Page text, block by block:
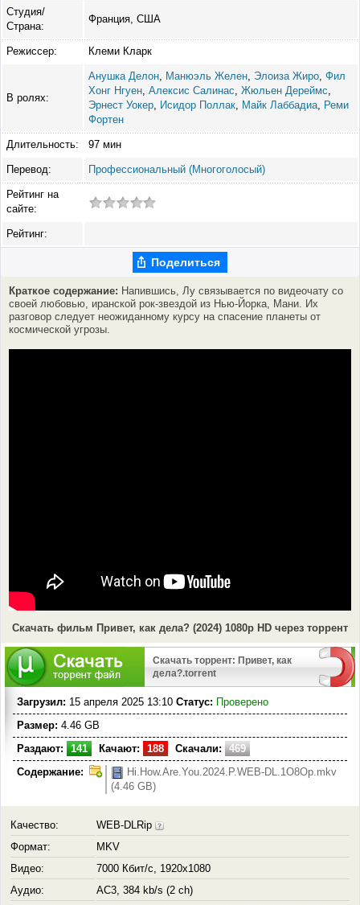
Студия/
Страна:
Франция, США
Режиссер: Клеми Кларк
В ролях:
Анушка Делон Манюэль Желен Элоиза Жиро Фил
Хонг Нгуен Алексис Салинас Жюльен Дереймс
Эрнест Уокер
Исидор Поллак Майк Лаббадиа
Реми
Фортен
Длительность: 97 мин
Перевод: Профессиональный (Многоголосый)
Рейтинг на
сайте:
Рейтинг:
Поделиться
Краткое содержание: Напившись, Лу связывается по видеочату со
своей любовью, иранской рок-звездой из Нью-Йорка, Мани. Их
разговор следует неожиданному курсу на спасение планеты от
космической угрозы.
Скачать фильм Привет, как дела? (2024) 1080p HD через торрент
Скачать торрент: Привет, как
дела?.torrent
Загрузил: 15 апреля 2025 13:10 Статус: Проверено
Размер: 4.46 GB
Раздают:
141 Качают: 188 Скачали:
469
Содержание:
Hi.How.Are.You.2024.P.WEB-DL.1O8Op.mkv
(4.46 GB)
Качество:
WEB-DLRip
Формат:
MKV
Видео:
7000 Кбит/с, 1920x1080
Аудио:
AC3, 384 kb/s (2 ch)